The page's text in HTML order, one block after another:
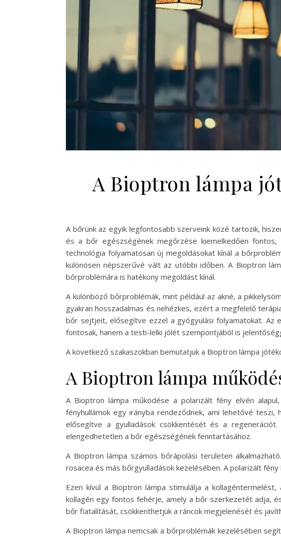
A Bioptron lámpa
A bőrünk az egyik legfontosabb szerveink közé tartozik,
és a bőr egészségének megőrzése kiemelkedően
technológia folyamatosan új megoldásokat kínál a
különösen népszerűvé vált az utóbbi időben. A Bioptron
bőrproblémára is hatékony megoldást kínál.
A különböző bőrproblémák, mint például az akné, a
gyakran hosszadalmas és nehézkes, ezért a megfelelő
bőr sejtjeit, elősegítve ezzel a gyógyulási folyamatokat. Az
fontosak, hanem a testi-lelki jólét szempontjából is
A következő szakaszokban bemutatjuk a Bioptron lámpa
A Bioptron lámpa
A Bioptron lámpa működése a polarizált fény elvén
fényhullámok egy irányba rendeződnek, ami lehetővé
elősegítve a gyulladások csökkentését és a
elengedhetetlen a bőr egészségének fenntartásához.
A Bioptron lámpa számos bőrápolási területen
rosacea és más bőrgyulladások kezelésében. A polarizált
Ezen kívül a Bioptron lámpa stimulálja a
kollagén egy fontos fehérje, amely a bőr szerkezetét adja,
bőr fiatalítását, csökkenthetjük a ráncok megjelenését és
A Bioptron lámpa nemcsak a bőrproblémák kezelésében